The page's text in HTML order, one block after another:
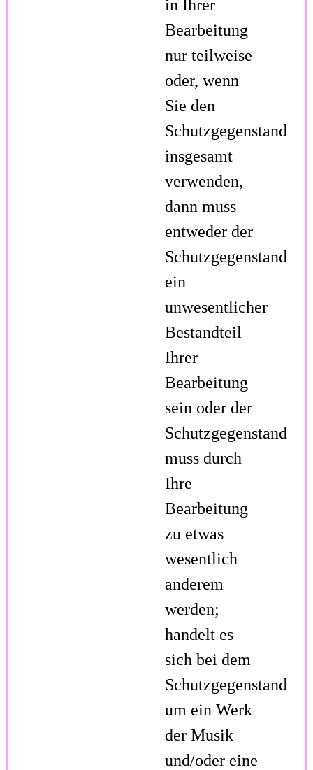
in Ihrer
Bearbeitung
nur teilweise
oder, wenn
Sie den
Schutzgegenstand
insgesamt
verwenden,
dann muss
entweder der
Schutzgegenstand
ein
unwesentlicher
Bestandteil
Ihrer
Bearbeitung
sein oder der
Schutzgegenstand
muss durch
Ihre
Bearbeitung
zu etwas
wesentlich
anderem
werden;
handelt es
sich bei dem
Schutzgegenstand
um ein Werk
der Musik
und/oder eine